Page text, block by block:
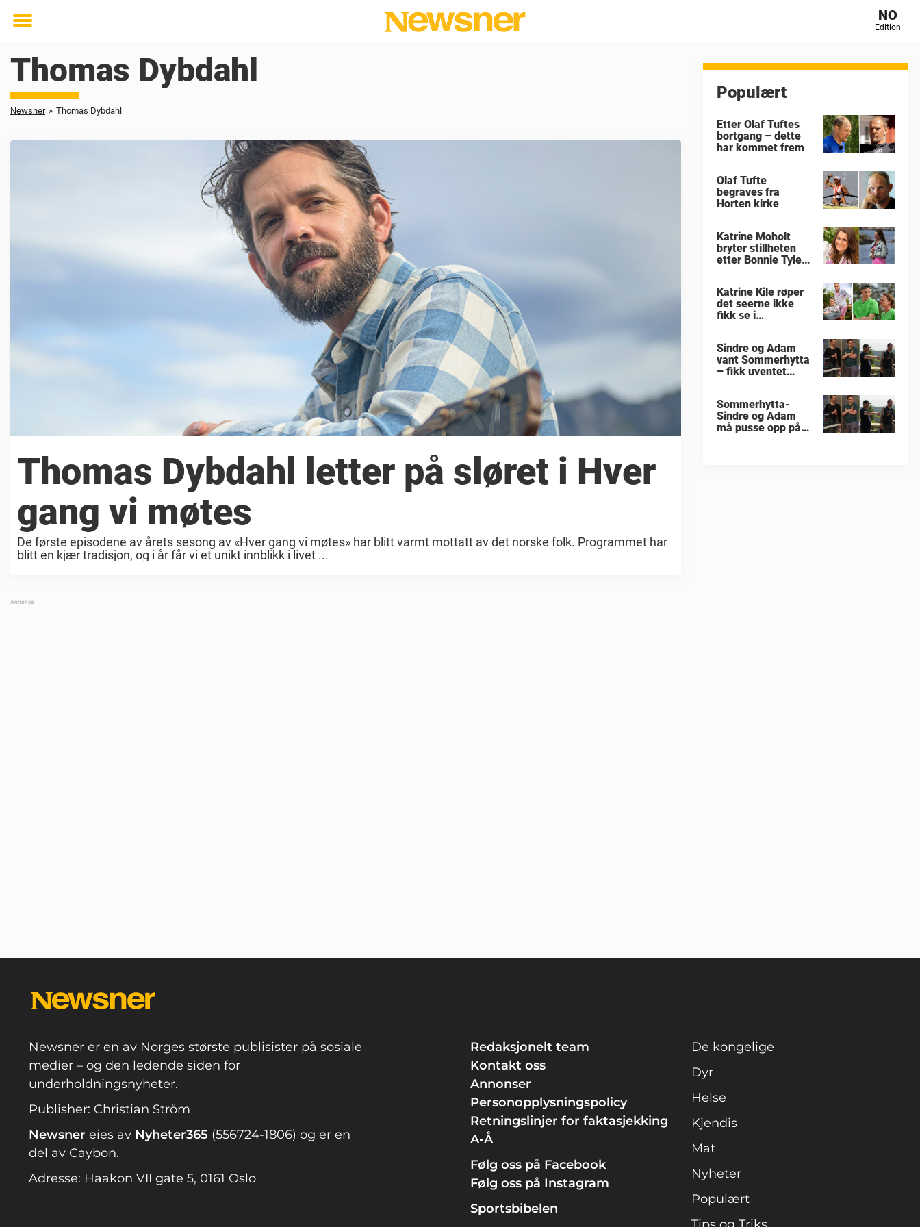
Toggle
NO
Edition
Thomas Dybdahl
Newsner » Thomas Dybdahl
Thomas Dybdahl letter på sløret i Hver
gang vi møtes
De første episodene av årets sesong av «Hver gang vi møtes» har blitt varmt mottatt av det norske folk. Programmet har
blitt en kjær tradisjon, og i år får vi et unikt innblikk i livet ...
Populært
Etter Olaf Tuftes
bortgang – dette
har kommet frem
Olaf Tufte
begraves fra
Horten kirke
Katrine Moholt
bryter stillheten
etter Bonnie Tylers
Katrine Kile røper
det seerne ikke
fikk se i
Sindre og Adam
vant Sommerhytta
– fikk uventet
Sommerhytta-
Sindre og Adam
må pusse opp på
Newsner er en av Norges største publisister på sosiale
medier – og den ledende siden for
underholdningsnyheter.
Publisher: Christian Ström
Newsner eies av Nyheter365 (556724-1806) og er en
del av Caybon.
Adresse: Haakon VII gate 5, 0161 Oslo
Redaksjonelt team
Kontakt oss
Annonser
Personopplysningspolicy
Retningslinjer for faktasjekking
A-Å
Følg oss på Facebook
Følg oss på Instagram
Sportsbibelen
De kongelige
Dyr
Helse
Kjendis
Mat
Nyheter
Populært